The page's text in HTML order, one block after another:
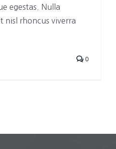
egestas. Nulla
nisl rhoncus viverra
0